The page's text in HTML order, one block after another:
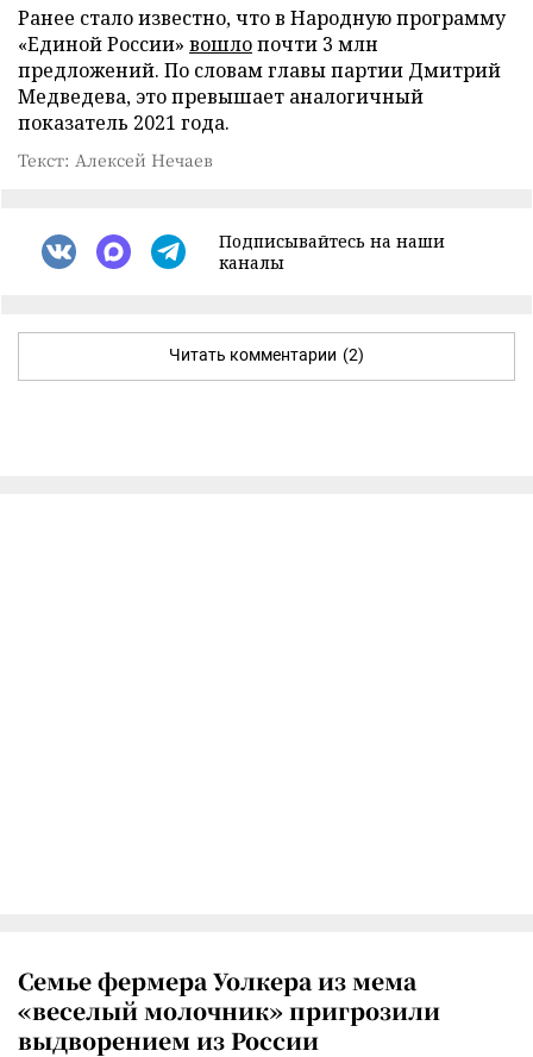
Ранее стало известно, что в Народную программу
«Единой России» вошлопочти 3 млн
предложений. По словам главы партии Дмитрий
Медведева, это превышает аналогичный
показатель 2021 года.
Текст: Алексей Нечаев
Подписывайтесь на наши
каналы
Читать комментарии (2)
Семье фермера Уолкера из мема
«веселый молочник» пригрозили
выдворением из России